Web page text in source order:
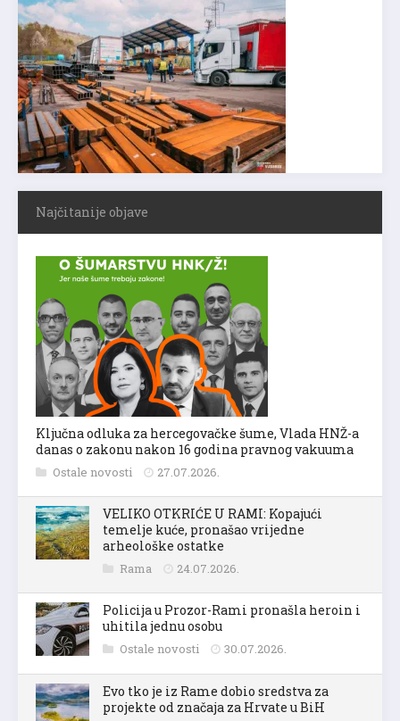
Najčitanije objave
Ključna odluka za hercegovačke šume, Vlada HNŽ-a
danas o zakonu nakon 16 godina pravnog vakuuma
Ostale novosti 27.07.2026.
VELIKO OTKRIĆE U RAMI: Kopajući
temelje kuće, pronašao vrijedne
arheološke ostatke
Rama 24.07.2026.
Policija u Prozor-Rami pronašla heroin i
uhitila jednu osobu
Ostale novosti 30.07.2026.
Evo tko je iz Rame dobio sredstva za
projekte od značaja za Hrvate u BiH